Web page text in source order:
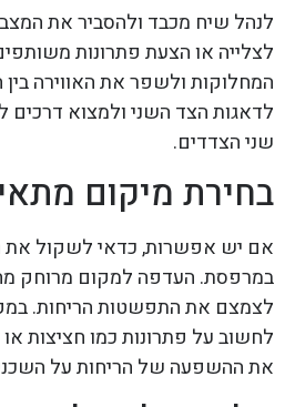
לנהל שיח מכבד ולהסביר את
לצלייה או הצעת פתרונות
המחלוקות ולשפר את האווירה
לדאגות הצד השני ולמצוא
שני הצדדים.
בחירת מיקום
אם יש אפשרות, כדאי לשקול את
במרפסת. העדפה למקום מרוחק
לצמצם את התפשטות הריחות.
לחשוב על פתרונות כמו חציצות
את ההשפעה של הריחות על